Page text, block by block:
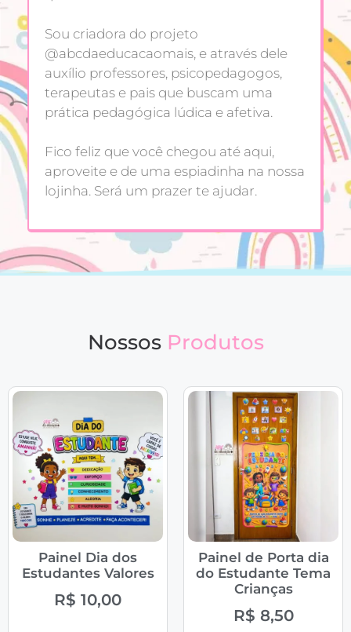
Sou criadora do projeto
@abcdaeducacaomais, e através dele
auxílio professores, psicopedagogos,
terapeutas e pais que buscam uma
prática pedagógica lúdica e afetiva.
Fico feliz que você chegou até aqui,
aproveite e de uma espiadinha na nossa
lojinha. Será um prazer te ajudar.
Nossos Produtos
Painel Dia dos
Estudantes Valores
R$ 10,00
Painel de Porta dia
do Estudante Tema
Crianças
R$ 8,50